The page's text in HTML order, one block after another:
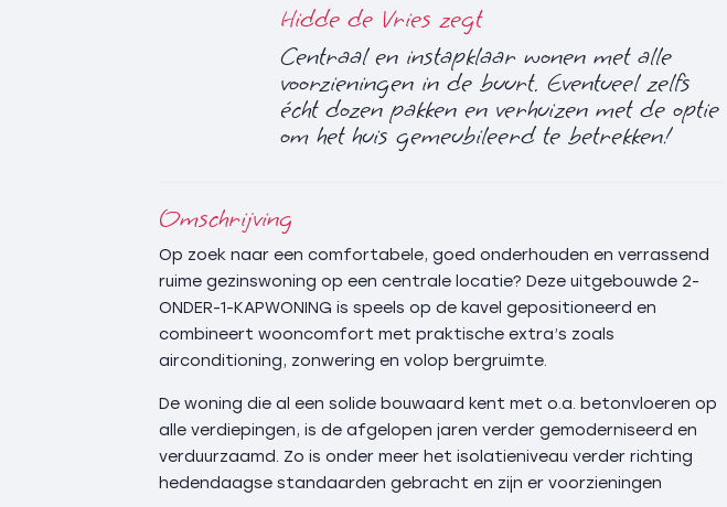
Hidde de Vries zegt
Centraal en instapklaar wonen met alle
voorzieningen in de buurt. Eventueel zelfs
écht dozen pakken en verhuizen met de optie
om het huis gemeubileerd te betrekken!
Omschrijving
Op zoek naar een comfortabele, goed onderhouden en verrassend
ruime gezinswoning op een centrale locatie? Deze uitgebouwde 2-
ONDER-1-KAPWONING is speels op de kavel gepositioneerd en
combineert wooncomfort met praktische extra’s zoals
airconditioning, zonwering en volop bergruimte.
De woning die al een solide bouwaard kent met o.a. betonvloeren op
alle verdiepingen, is de afgelopen jaren verder gemoderniseerd en
verduurzaamd. Zo is onder meer het isolatieniveau verder richting
hedendaagse standaarden gebracht en zijn er voorzieningen